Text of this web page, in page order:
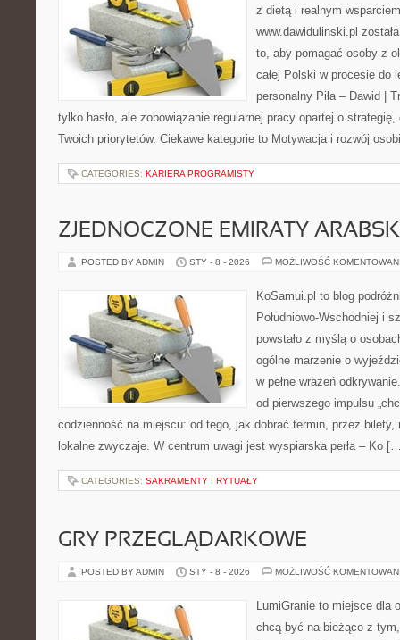
z dietą i realnym
www.dawidulinski.pl
to, aby pomagać osoby z
całej Polski w procesie do
personalny Piła – Dawid |
tylko hasło, ale zobowiązanie regularnej pracy opartej o
Twoich priorytetów. Ciekawe kategorie to Motywacja i rozwój
CATEGORIES: KARIERA PROGRAMISTY
ZJEDNOCZONE EMIRATY
POSTED BY ADMIN STY - 8 - 2026 MOŻLIWOŚĆ
KoSamui.pl to blog
Południowo-Wschodniej i
powstało z myślą o
ogólne marzenie o
w pełne wrażeń
od pierwszego impulsu
codzienność na miejscu: od tego, jak dobrać termin, przez bilety,
lokalne zwyczaje. W centrum uwagi jest wyspiarska perła – Ko
CATEGORIES: SAKRAMENTY I RYTUAŁY
GRY PRZEGLĄDARKOWE
POSTED BY ADMIN STY - 8 - 2026 MOŻLIWOŚĆ
LumiGranie to miejsce dla
chcą być na bieżąco z